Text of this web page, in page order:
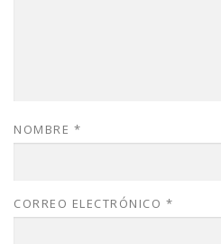
NOMBRE *
CORREO ELECTRÓNICO *